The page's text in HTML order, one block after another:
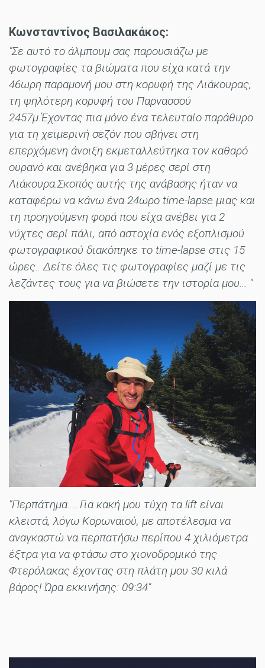
Κωνσταντίνος Βασιλακάκος:
"Σε αυτό το άλμπουμ σας παρουσιάζω με
φωτογραφίες τα βιώματα που είχα κατά την
46ωρη παραμονή μου στη κορυφή της Λιάκουρας,
τη ψηλότερη κορυφή του Παρνασσού
2457μ.Έχοντας πια μόνο ένα τελευταίο παράθυρο
για τη χειμερινή σεζόν που σβήνει στη
επερχόμενη άνοιξη εκμεταλλεύτηκα τον καθαρό
ουρανό και ανέβηκα για 3 μέρες σερί στη
Λιάκουρα.Σκοπός αυτής της ανάβασης ήταν να
καταφέρω να κάνω ένα 24ωρο time-lapse μιας και
τη προηγούμενη φορά που είχα ανέβει για 2
νύχτες σερί πάλι, από αστοχία ενός εξοπλισμού
φωτογραφικού διακόπηκε το time-lapse στις 15
ώρες.. Δείτε όλες τις φωτογραφίες μαζί με τις
λεζάντες τους για να βιώσετε την ιστορία μου... "
"Περπάτημα.... Για κακή μου τύχη τα lift είναι
κλειστά, λόγω Κορωναιού, με αποτέλεσμα να
αναγκαστώ να περπατήσω περίπου 4 χιλιόμετρα
έξτρα για να φτάσω στο χιονοδρομικό της
Φτερόλακας έχοντας στη πλάτη μου 30 κιλά
βάρος! Ώρα εκκινήσης: 09:34"